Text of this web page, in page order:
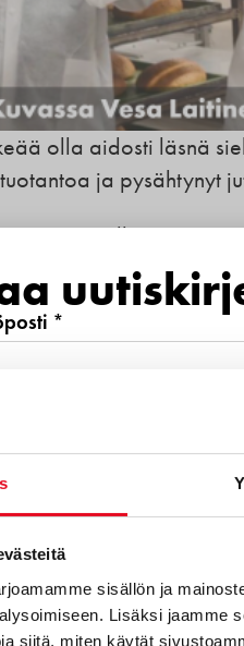
sisällön ja
Lisäksi jaamme
siitä, miten käytät
olla aidosti läsnä
ja pysähtynyt
ja samalla
mutta työ vie
kanssa on hänelle
läsnäolon
toimintaan
kanssa.
*